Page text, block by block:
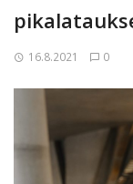
16.8.2021 0